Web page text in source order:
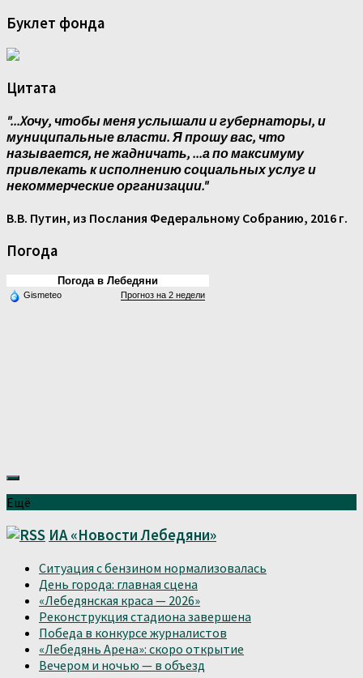
Буклет фонда
Цитата
"...Xочу, чтобы меня услышали и губернаторы, и
муниципальные власти. Я прошу вас, что
называется, не жадничать, ...а по максимуму
привлекать к исполнению социальных услуг и
некоммерческие организации."
В.В. Путин, из Послания Федеральному Собранию, 2016 г.
Погода
Погода в Лебедяни
Gismeteo Прогноз на 2 недели
Ещё
ИА «Новости Лебедяни»
Ситуация с бензином нормализовалась
День города: главная сцена
«Лебедянская краса — 2026»
Реконструкция стадиона завершена
Победа в конкурсе журналистов
«Лебедянь Арена»: скоро открытие
Вечером и ночью — в объезд